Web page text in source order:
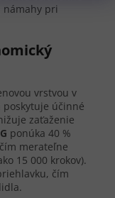
námahy pri
vrstvou v
účinné
zaťaženie
ponúka 40 %
merateľne
15 000 krokov).
čím